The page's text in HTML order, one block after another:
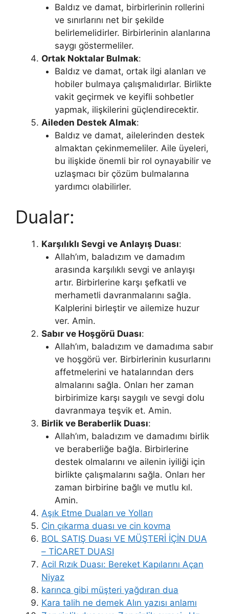
Baldız ve damat, birbirlerinin rollerini
ve sınırlarını net bir şekilde
belirlemelidirler. Birbirlerinin alanlarına
saygı göstermeliler.
Ortak Noktalar Bulmak:
Baldız ve damat, ortak ilgi alanları ve
hobiler bulmaya çalışmalıdırlar. Birlikte
vakit geçirmek ve keyifli sohbetler
yapmak, ilişkilerini güçlendirecektir.
Aileden Destek Almak:
Baldız ve damat, ailelerinden destek
almaktan çekinmemeliler. Aile üyeleri,
bu ilişkide önemli bir rol oynayabilir ve
uzlaşmacı bir çözüm bulmalarına
yardımcı olabilirler.
Dualar:
Karşılıklı Sevgi ve Anlayış Duası:
Allah’ım, baladızım ve damadım
arasında karşılıklı sevgi ve anlayışı
artır. Birbirlerine karşı şefkatli ve
merhametli davranmalarını sağla.
Kalplerini birleştir ve ailemize huzur
ver. Amin.
Sabır ve Hoşgörü Duası:
Allah’ım, baladızım ve damadıma sabır
ve hoşgörü ver. Birbirlerinin kusurlarını
affetmelerini ve hatalarından ders
almalarını sağla. Onları her zaman
birbirimize karşı saygılı ve sevgi dolu
davranmaya teşvik et. Amin.
Birlik ve Beraberlik Duası:
Allah’ım, baladızım ve damadımı birlik
ve beraberliğe bağla. Birbirlerine
destek olmalarını ve ailenin iyiliği için
birlikte çalışmalarını sağla. Onları her
zaman birbirine bağlı ve mutlu kıl.
Amin.
Aşık Etme Duaları ve Yolları
Cin çıkarma duası ve cin kovma
BOL SATIŞ Duası VE MÜŞTERİ İÇİN DUA
– TİCARET DUASI
Acil Rızık Duası: Bereket Kapılarını Açan
Niyaz
karınca gibi müşteri yağdıran dua
Kara talih ne demek Alın yazısı anlamı